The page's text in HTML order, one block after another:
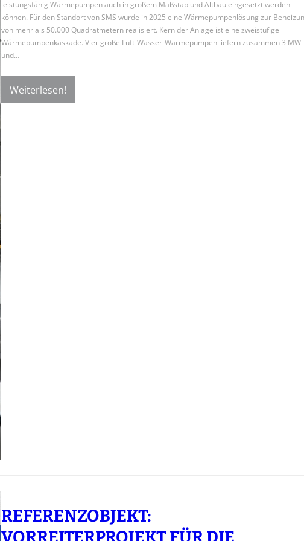
leistungsfähig Wärmepumpen auch in großem Maßstab und Altbau eingesetzt werden
können. Für den Standort von SMS wurde in 2025 eine Wärmepumpenlösung zur
von mehr als 50.000 Quadratmetern realisiert. Kern der Anlage ist eine zweistufige
Wärmepumpenkaskade. Vier große Luft-Wasser-Wärmepumpen liefern zusammen 3 MW
und…
Weiterlesen!
REFERENZOBJEKT:
VORREITERPROJEKT FÜR DIE